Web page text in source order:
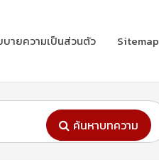
บายความเป็นส่วนตัว Sitemap
ค้นหาบทความ